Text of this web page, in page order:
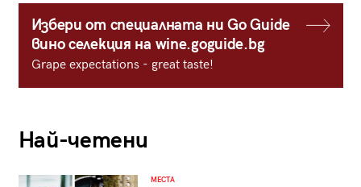
Избери от специалната ни Go Guide
вино селекция на wine.goguide.bg
Grape expectations - great taste!
Най-четени
МЕСТА